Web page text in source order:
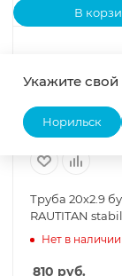
В
Труба 20х2.9 бухта 100 м
RAUTITAN
Нет в наличии
810 руб.
Укажите свой
Норильск